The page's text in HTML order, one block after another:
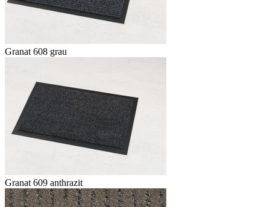
Granat 608 grau
Granat 609 anthrazit